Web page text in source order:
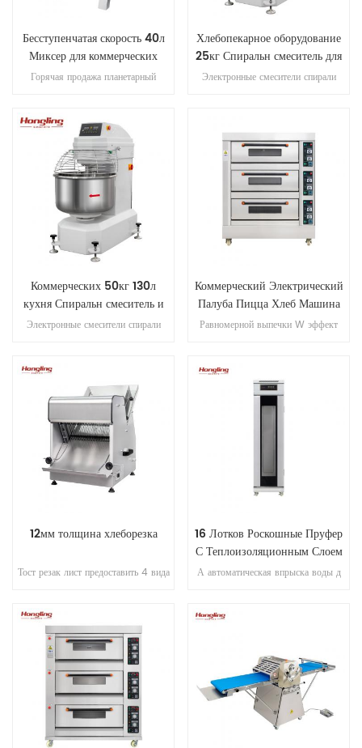
Бесступенчатая скорость 40л
Миксер для коммерческих
пекарня
Горячая продажа планетарный
многофункциональный планетарный
миксер для масла, яичный крем,
торт, мука смешивание и так далее.
С предохранителем безопасности и
стандарту CE.
Хлебопекарное оборудование
25кг Спиральн смеситель для
переработки хлеба
Электронные смесители спирали
оборудование с нержавеющей стали
304 миске и предохранитель.
Коммерческих 50кг 130л
кухня Спиральн смеситель и
тестомес
Электронные смесители спирали
хлебопекарное и кондитерское
оборудование с нержавеющей
сталью 304 миске и
предохранитель.
Коммерческий Электрический
Палуба Пицца Хлеб Машина
Выпечки Печь
Равномерной выпечки W эффект
палубы, электрическая печь для
коммерческих пекарня
12мм толщина хлеборезка
Тост резак лист предоставить 4 вида
требования, пожалуйста, свяжитесь с
нами, чтобы сделать ваш подгонять
срезы.
16 Лотков Роскошные Пруфер
С Теплоизоляционным Слоем
А автоматическая впрыска воды д